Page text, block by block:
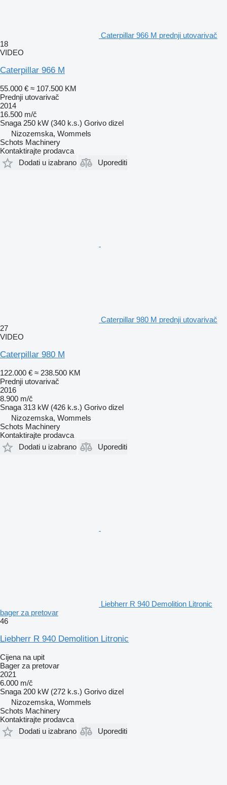
Caterpillar 966 M prednji utovarivač
18
VIDEO
Caterpillar 966 M
55.000 € ≈ 107.500 KM
Prednji utovarivač
2014
16.500 m/č
Snaga 250 kW (340 k.s.) Gorivo dizel
Nizozemska, Wommels
Schots Machinery
Kontaktirajte prodavca
Dodati u izabrano
Uporediti
Caterpillar 980 M prednji utovarivač
27
VIDEO
Caterpillar 980 M
122.000 € ≈ 238.500 KM
Prednji utovarivač
2016
8.900 m/č
Snaga 313 kW (426 k.s.) Gorivo dizel
Nizozemska, Wommels
Schots Machinery
Kontaktirajte prodavca
Dodati u izabrano
Uporediti
Liebherr R 940 Demolition Litronic
bager za pretovar
46
Liebherr R 940 Demolition Litronic
Cijena na upit
Bager za pretovar
2021
6.000 m/č
Snaga 200 kW (272 k.s.) Gorivo dizel
Nizozemska, Wommels
Schots Machinery
Kontaktirajte prodavca
Dodati u izabrano
Uporediti